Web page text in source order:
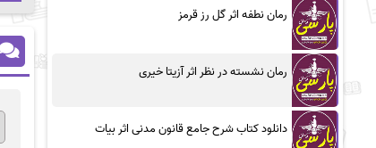
رمان نطفه اثر گل رز قرمز
رمان نشسته در نظر اثر آزیتا خیری
دانلود کتاب شرح جامع قانون مدنی اثر بیات